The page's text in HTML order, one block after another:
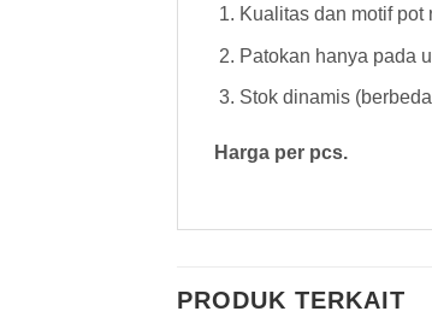
Kualitas dan motif pot
Patokan hanya pada
Stok dinamis
Harga per pcs.
PRODUK TERKAIT